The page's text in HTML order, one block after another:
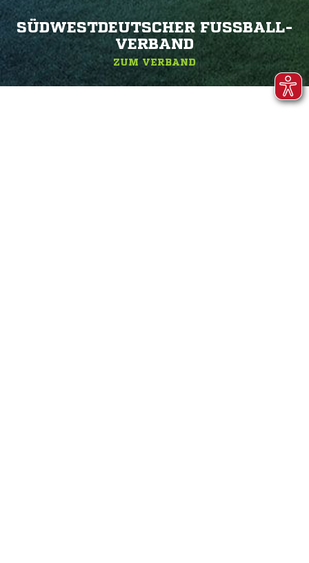
SÜDWESTDEUTSCHER FUSSBALL-V
ERBAND
ZUM VERBAND